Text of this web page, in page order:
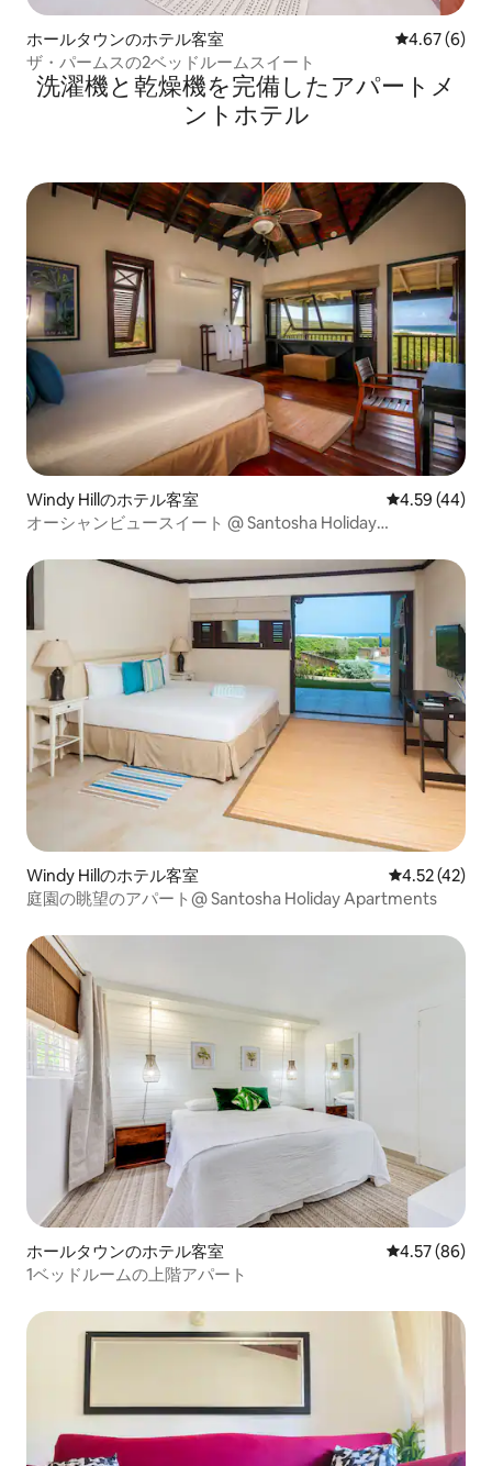
ホールタウンのホテル客室 レビュー6
4.67 (6)
ザ・パームスの2ベッドルームスイート
洗濯機と乾燥機を完備したアパートメ
ントホテル
Windy Hillのホテル客室 レビュー44
4.59 (44)
オーシャンビュースイート @ Santosha Holiday
Windy Hillのホテル客室 レビュー42
4.52 (42)
庭園の眺望のアパート@ Santosha Holiday Apartments
ホールタウンのホテル客室 レビュー86
4.57 (86)
1ベッドルームの上階アパート